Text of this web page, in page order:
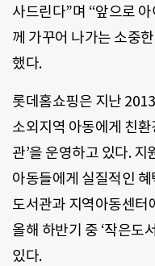
사드린다”며 “앞으로
께 가꾸어 나가는 소중
했다.
롯데홈쇼핑은 지난
소외지역 아동에게 친
관’을 운영하고 있다.
아동들에게 실질적인
도서관과 지역아동센터
올해 하반기 중 ‘작은도
있다.